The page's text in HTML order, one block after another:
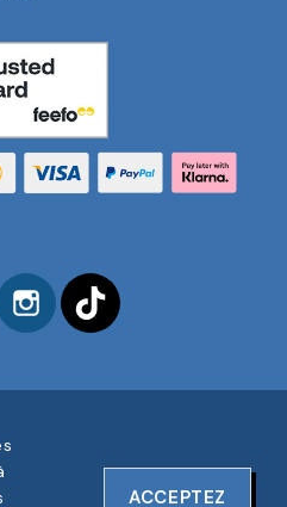
Instagram
AMERICA UK TOUS
ACCEPTEZ